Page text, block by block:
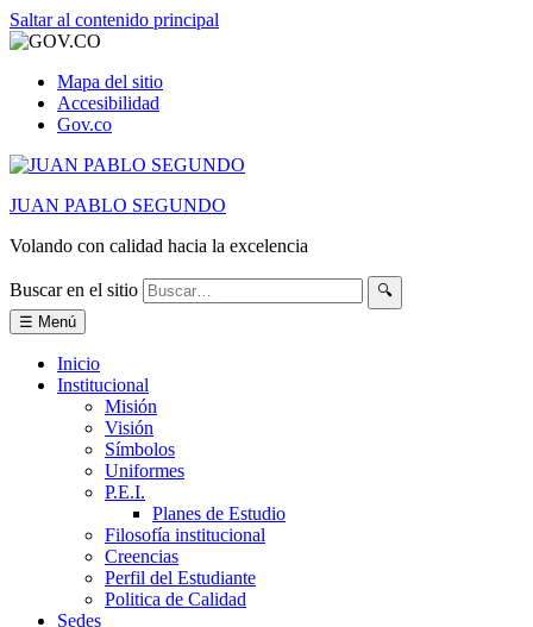
Saltar al contenido principal
Mapa del sitio
Accesibilidad
Gov.co
JUAN PABLO SEGUNDO
Volando con calidad hacia la excelencia
Buscar en el sitio
🔍
☰ Menú
Inicio
Institucional
Misión
Visión
Símbolos
Uniformes
P.E.I.
Planes de Estudio
Filosofía institucional
Creencias
Perfil del Estudiante
Politica de Calidad
Sedes